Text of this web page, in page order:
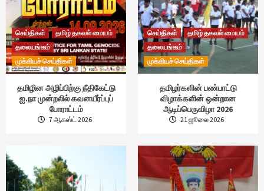
செய்திகள்
தமிழ் தகவல் மையம்
தலையங்கம்
முக்கியச் செய்திகள்
தமிழின அழிப்பிற்கு நீதிகேட்டு
ஐ.நா முன்றலில் கவனயீர்ப்புப்
போராட்டம்
7 ஆகஸ்ட் 2026
செய்திகள்
தமிழ் தகவல் மையம்
தலையங்கம்
முக்கியச் செய்திகள்
தமிழர்களின் பண்பாட்டு
விழாக்களின் ஒன்றான
ஆடிப்பெருவிழா 2026
21 ஜூலை 2026